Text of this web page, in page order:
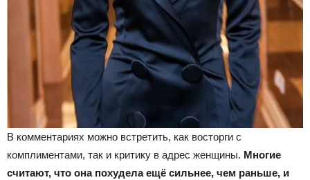
В комментариях можно встретить, как восторги с
комплиментами, так и критику в адрес женщины. Многие
считают, что она похудела ещё сильнее, чем раньше, и